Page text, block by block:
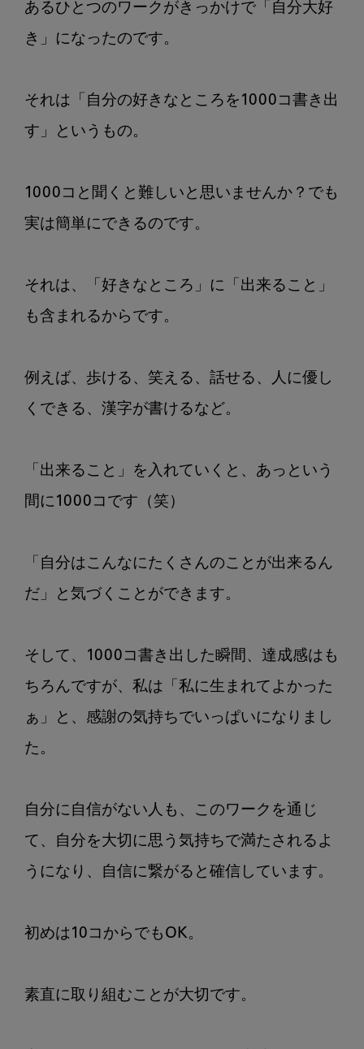
あるひとつのワークがきっかけで「自分大好
き」になったのです。
それは「自分の好きなところを1000コ書き出
す」というもの。
1000コと聞くと難しいと思いませんか？でも
実は簡単にできるのです。
それは、「好きなところ」に「出来ること」
も含まれるからです。
例えば、歩ける、笑える、話せる、人に優し
くできる、漢字が書けるなど。
「出来ること」を入れていくと、あっという
間に1000コです（笑）
「自分はこんなにたくさんのことが出来るん
だ」と気づくことができます。
そして、1000コ書き出した瞬間、達成感はも
ちろんですが、私は「私に生まれてよかった
ぁ」と、感謝の気持ちでいっぱいになりまし
た。
自分に自信がない人も、このワークを通じ
て、自分を大切に思う気持ちで満たされるよ
うになり、自信に繋がると確信しています。
初めは10コからでもOK。
素直に取り組むことが大切です。